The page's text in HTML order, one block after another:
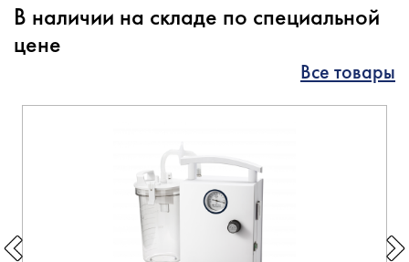
В наличии на складе по специальной
цене
Все товары